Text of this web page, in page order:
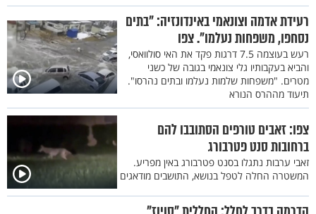
רעידת אדמה וצונאמי באינדונזיה: "בתים
נסחפו, משפחות נעלמו". צפו
רעש בעוצמה 7.5 דרגות פקד את האי סולוואסי,
והביא בעקבותיו גלי צונאמי בגובה של כשני
מטרים. "משפחות שלמות נעלמו ובתים נהרסו".
תיעוד מההרס הנורא
צפו: זאבים טורפים הסתובבו להם
ברחובות סנט פטרבורג
זאבי ערבות נתגלו בסנט פטרבורג באין מפריע.
המשטרה החלה לטפל בנושא, התושבים מודאגים